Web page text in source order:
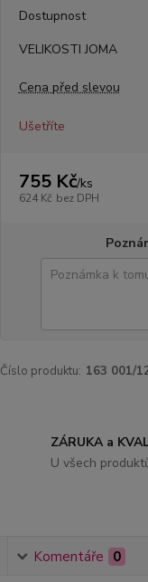
Dostupnost
VELIKOSTI JOMA
Cena před slevou
Ušetříte
755 Kč/ks
624 Kč bez DPH
Číslo produktu: 163 001/
ZÁRUKA a
U všech
Komentáře 0